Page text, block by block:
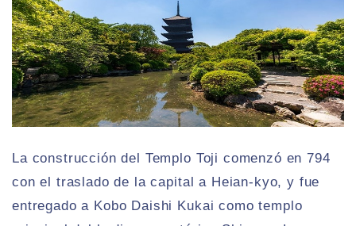
La construcción del Templo Toji comenzó en 794
con el traslado de la capital a Heian-kyo, y fue
entregado a Kobo Daishi Kukai como templo